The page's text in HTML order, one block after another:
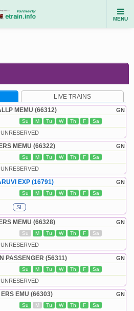
MENU
LIVE TRAINS
GN
MEMU (66312)
Su M Tu W Th F Sa
UNRESERVED
GN
MEMU (66322)
Su M Tu W Th F Sa
UNRESERVED
GN
EXP (16791)
Su M Tu W Th F Sa
SL
GN
MEMU (66328)
Su M Tu W Th F Sa
UNRESERVED
GN
PASSENGER (56311)
Su M Tu W Th F Sa
UNRESERVED
GN
EMU (66303)
Su M Tu W Th F Sa